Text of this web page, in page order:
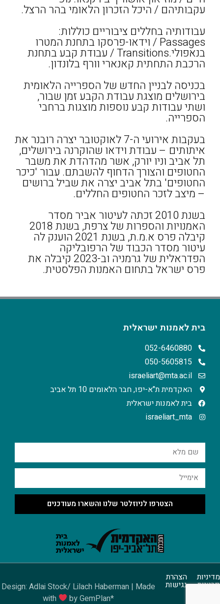
עקבותיהם / היכל הזכרון הלאומי בהר הרצל.
עבודותיה בחללים ציבוריים כוללות:
Passages / וידאו-פרסקו בתחנת המטרו
בנאפולי.Transitions / עבודת קבע בתחנת
הרכבת התחתית קאנארי וורף בלונדון.
בכניסה לבניין החדש של הספרייה הלאומית
בירושלים מוצגת עבודת הקבע זמן שבור,
ושתי עבודות קבע נוספות מוצגות ברחבי
הספרייה.
בעקבות אירועי ה-7 לאוקטובר יצרה רובנר את
איתותים – עבודת וידאו שהוקרנה בירושלים,
תל אביב וניו יורק, אשר מהדהדת את משבר
החטופים והצורך הדחוף להשבתם. עבור 'כיכר
החטופים' בתל אביב יצרה את שביל ברושים
– מיצב לזכר החטופים החללים.
בשנת 2010 זכתה לעיטור אביר מסדר
האמנויות והספרות של צרפת, בשנת 2018
קיבלה פרס א.מ.ת, בשנת 2021 הוענק לה
עיטור מסדר הכבוד של הרפובליקה
הפדראלית של גרמניה וב-2023 קיבלה את
פרס ישראל בתחום האמנות הפלסטית.
בית לאמנות ישראלית
052-6460880
050-5605815
israeliart@mta.ac.il
האקדמית ת"א-יפו, חבר הלאומים 10 תל אביב
בית לאמנות ישראלית
israeliart_mta
הצטרפו לניוזלטר שלנו והשארו מעודכנים
מדיניות
פרטיות
הצהרת
נגישות
Design: Adlai Stock/ Lilach Haberman | Made
with
by GemPlan*